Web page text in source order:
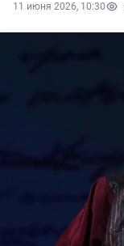
11 июня 2026, 10:30